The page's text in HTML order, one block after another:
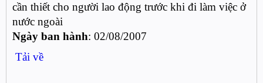
cần thiết cho người lao động trước khi đi làm việc ở
nước ngoài
Ngày ban hành: 02/08/2007
Tải về